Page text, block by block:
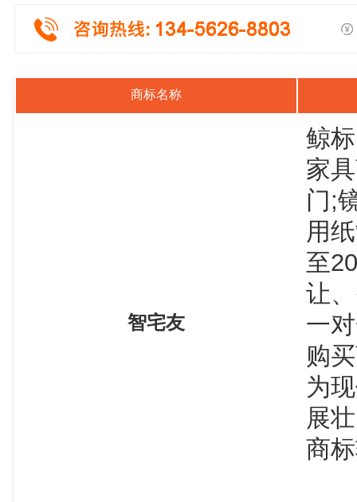
商标名称
智宅友
鲸
家
门;
用
至
让
一
购
为
展
商